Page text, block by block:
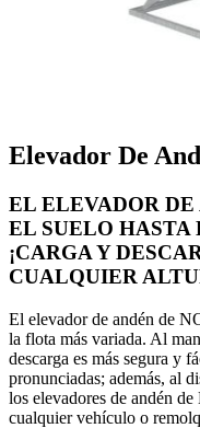
Elevador De
EL ELEVADOR DE
EL SUELO HASTA
¡CARGA Y
CUALQUIER
El elevador de andén de
la flota más variada. Al
descarga es más segura y
pronunciadas; además, al
los elevadores de andén
cualquier vehículo o